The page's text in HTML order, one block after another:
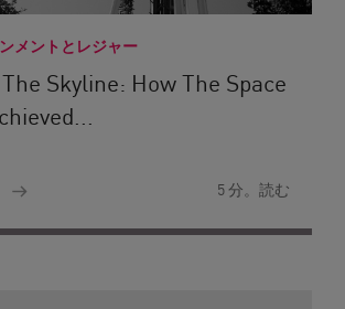
メントとレジャー
Skyline: How The Space
5 分。読む